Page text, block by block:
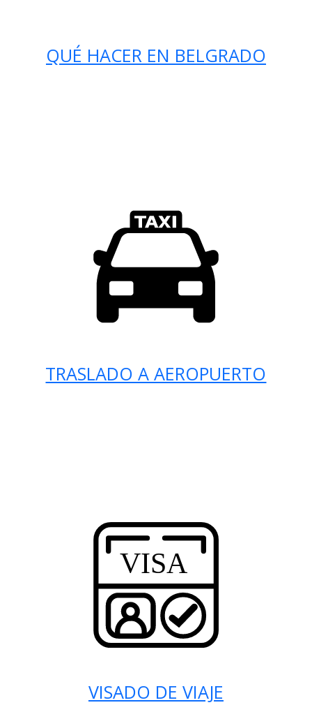
QUÉ HACER EN BELGRADO
TRASLADO A AEROPUERTO
VISADO DE VIAJE